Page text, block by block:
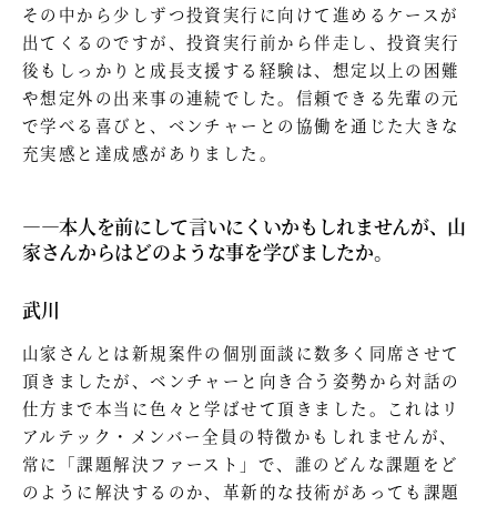
その中から少しずつ投資実行に向けて進めるケースが
出てくるのですが、投資実行前から伴走し、投資実行
後もしっかりと成長支援する経験は、想定以上の困難
や想定外の出来事の連続でした。信頼できる先輩の元
で学べる喜びと、ベンチャーとの協働を通じた大きな
充実感と達成感がありました。
—―本人を前にして言いにくいかもしれませんが、山
家さんからはどのような事を学びましたか。
武川
山家さんとは新規案件の個別面談に数多く同席させて
頂きましたが、ベンチャーと向き合う姿勢から対話の
仕方まで本当に色々と学ばせて頂きました。これはリ
アルテック・メンバー全員の特徴かもしれませんが、
常に「課題解決ファースト」で、誰のどんな課題をど
のように解決するのか、革新的な技術があっても課題